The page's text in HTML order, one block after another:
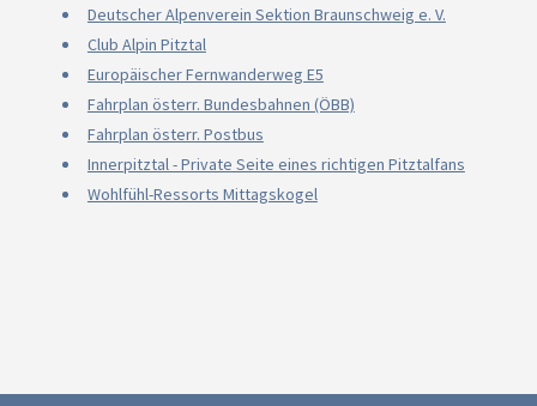
Deutscher Alpenverein Sektion Braunschweig e. V.
Club Alpin Pitztal
Europäischer Fernwanderweg E5
Fahrplan österr. Bundesbahnen (ÖBB)
Fahrplan österr. Postbus
Innerpitztal - Private Seite eines richtigen Pitztalfans
Wohlfühl-Ressorts Mittagskogel